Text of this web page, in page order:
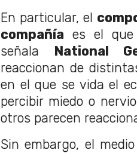
En particular, el
compañía es el que
señala
National
reaccionan de
en el que se vida el
percibir miedo o
otros parecen
Sin embargo, el